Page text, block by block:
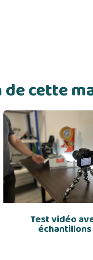
cette
Test vidéo
échantillons